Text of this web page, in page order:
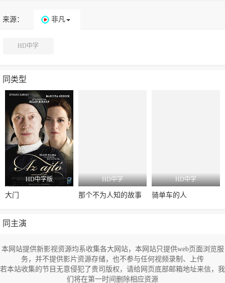
来源： 非凡
HD中字
同类型
HD中字版
大门
HD中字
那个不为人知的故事
HD中字
骑单车的人
同主演
本网站提供新影视资源均系收集各大网站，本网站只提供web页面浏览服
务，并不提供影片资源存储，也不参与任何视频录制、上传
若本站收集的节目无意侵犯了贵司版权，请给网页底部邮箱地址来信，我
们将在第一时间删除相应资源